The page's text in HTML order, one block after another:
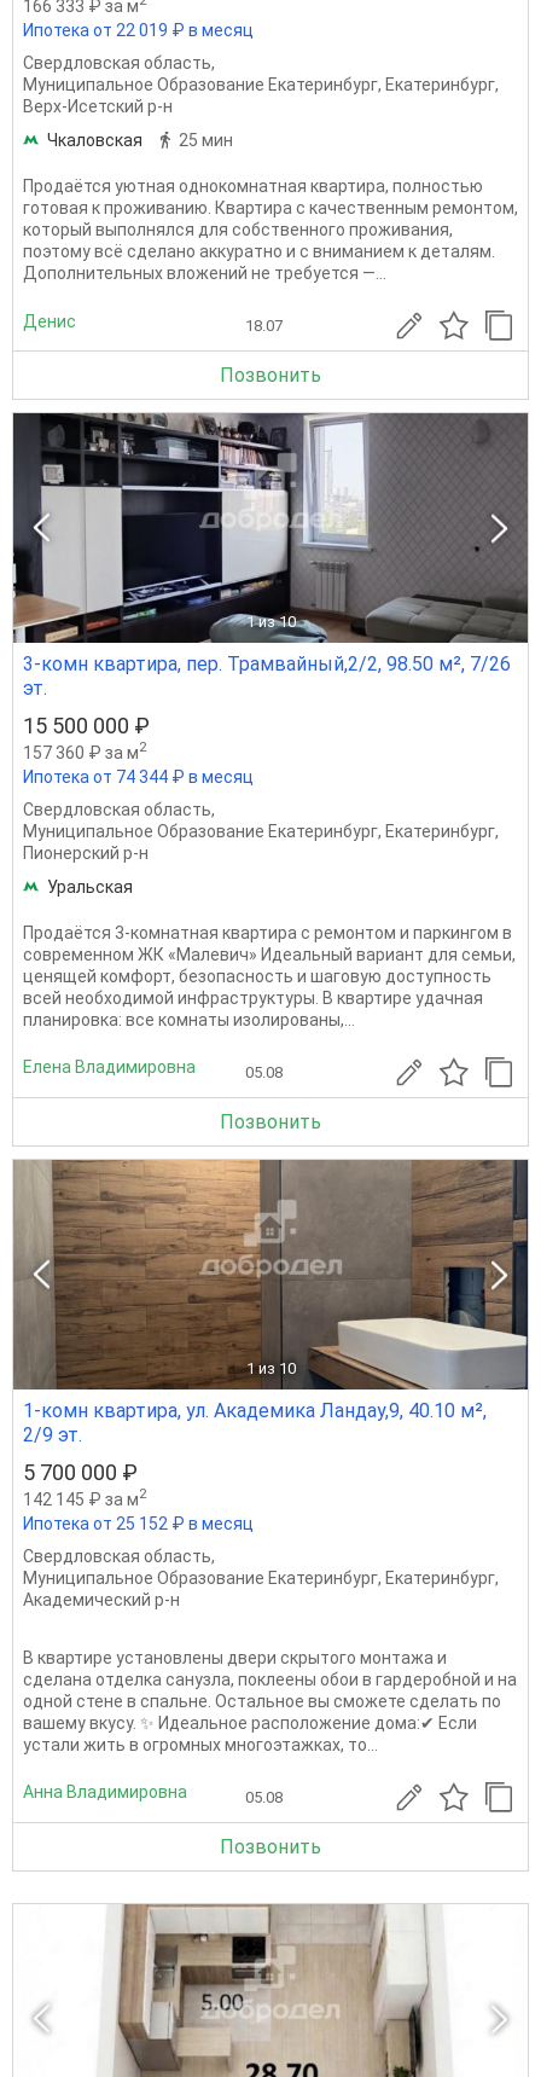
166 333 ₽ за м
Ипотека от 22 019 ₽ в месяц
Свердловская область,
Муниципальное Образование Екатеринбург, Екатеринбург,
Верх-Исетский р-н
Чкаловская
25 мин
Продаётся уютная однокомнатная квартира, полностью
готовая к проживанию. Квартира с качественным ремонтом,
который выполнялся для собственного проживания,
поэтому всё сделано аккуратно и с вниманием к деталям.
Дополнительных вложений не требуется —...
Денис 18.07
Позвонить
1 из 10
3-комн квартира, пер. Трамвайный,2/2, 98.50 м², 7/26
эт.
15 500 000 ₽
157 360 ₽ за м2
Ипотека от 74 344 ₽ в месяц
Свердловская область,
Муниципальное Образование Екатеринбург, Екатеринбург,
Пионерский р-н
Уральская
Продаётся 3-комнатная квартира с ремонтом и паркингом в
современном ЖК «Малевич» Идеальный вариант для семьи,
ценящей комфорт, безопасность и шаговую доступность
всей необходимой инфраструктуры. В квартире удачная
планировка: все комнаты изолированы,...
Елена Владимировна 05.08
Позвонить
1 из 10
1-комн квартира, ул. Академика Ландау,9, 40.10 м²,
2/9 эт.
5 700 000 ₽
142 145 ₽ за м2
Ипотека от 25 152 ₽ в месяц
Свердловская область,
Муниципальное Образование Екатеринбург, Екатеринбург,
Академический р-н
В квартире установлены двери скрытого монтажа и
сделана отделка санузла, поклеены обои в гардеробной и на
одной стене в спальне. Остальное вы сможете сделать по
вашему вкусу. ✨ Идеальное расположение дома:✔ Если
устали жить в огромных многоэтажках, то...
Анна Владимировна 05.08
Позвонить